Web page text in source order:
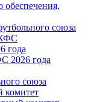
союза
года
2026 года
союза
комитет